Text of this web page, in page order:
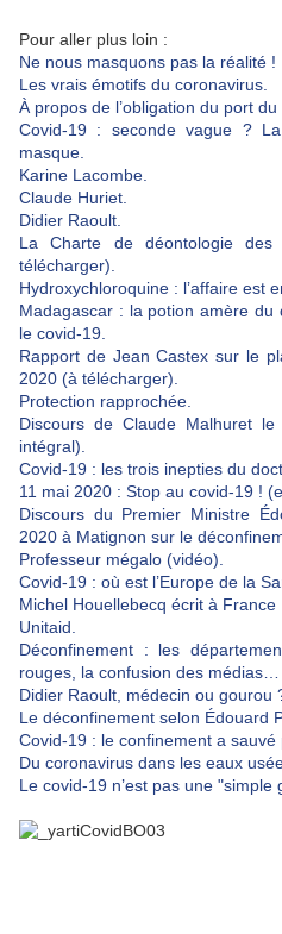
Pour aller plus loin :
Ne nous masquons pas la réalité !
Les vrais émotifs du coronavirus.
À propos de l’obligation du port du
Covid-19 : seconde vague ?
masque.
Karine Lacombe.
Claude Huriet.
Didier Raoult.
La Charte de déontologie
télécharger).
Hydroxychloroquine : l’affaire est
Madagascar : la potion amère du
le covid-19.
Rapport de Jean Castex sur le
2020 (à télécharger).
Protection rapprochée.
Discours de Claude Malhuret
intégral).
Covid-19 : les trois inepties du
11 mai 2020 : Stop au covid-19 !
Discours du Premier Ministre
2020 à Matignon sur le
Professeur mégalo (vidéo).
Covid-19 : où est l’Europe de la
Michel Houellebecq écrit à
Unitaid.
Déconfinement : les
rouges, la confusion des médias…
Didier Raoult, médecin ou gourou
Le déconfinement selon Édouard
Covid-19 : le confinement a
Du coronavirus dans les eaux
Le covid-19 n’est pas une "simple